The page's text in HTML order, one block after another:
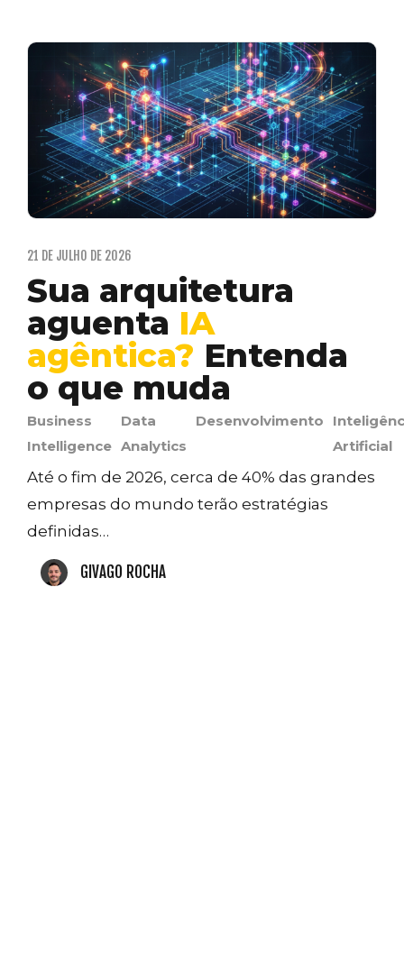
21 DE JULHO DE 2026
Sua arquitetura
aguenta IA
agêntica? Entenda
o que muda
Business
Intelligence
Data
Analytics
Desenvolvimento
Artificial
Até o fim de 2026, cerca de 40% das grandes
empresas do mundo terão estratégias
definidas…
GIVAGO ROCHA